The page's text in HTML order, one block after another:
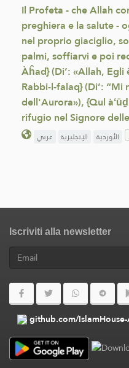
Il Profeta - che Allah
preghiera e la salute -
nel proprio giaciglio,
palmi, soffiarvi e poi
Àĥad} (Di’: «Allah, Egli
Rabbi-l-falaq} (Di’:
dell'Aurora»), {Qul
rifugio nel Signore
عربي الإنجليزية الأوردية
Iscriviti alla newsletter
github.com/